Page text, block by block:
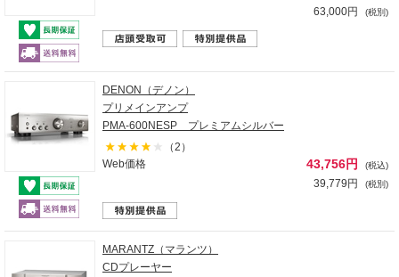
63,000円 (税別)
DENON（デノン）
プリメインアンプ
PMA-600NESP プレミアムシルバー
（2）
Web価格
43,756円 (税込)
39,779円 (税別)
MARANTZ（マランツ）
CDプレーヤー